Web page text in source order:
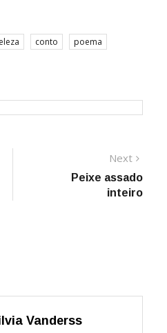
conto
poema
Next
post:
Peixe assado
inteiro
Vanderss